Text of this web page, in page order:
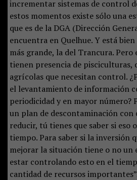
incrementar sistemas de control
estos momentos existe sólo una
que es de la DGA (Dirección
encuentra en Quelhue. Y está
más grande, la del Trancura.
tienen presencia de pisciculturas,
agrícolas que necesitan control.
el levantamiento de información
periodicidad y en mayor número?
un plan de descontaminación con
reducir, tú tienes que saber si eso
tiempo. Para saber si la inversión
mejorar la situación tiene o no un
estar controlando esto en el
cantidad de recursos